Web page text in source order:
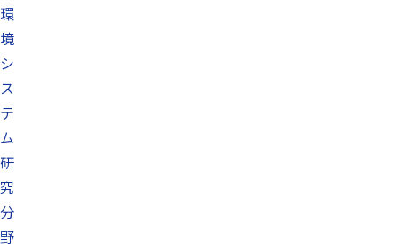
環
境
シ
ス
テ
ム
研
究
分
野